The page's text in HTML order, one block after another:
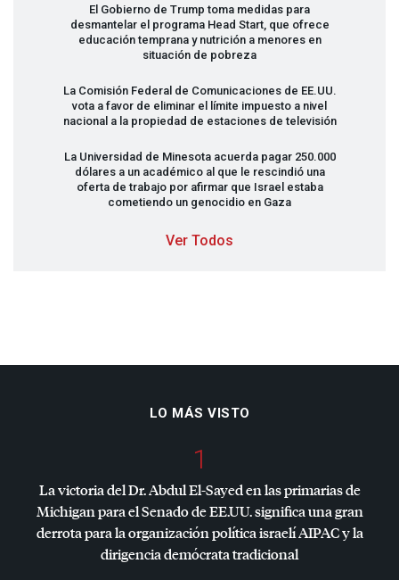
El Gobierno de Trump toma medidas para
desmantelar el programa Head Start, que ofrece
educación temprana y nutrición a menores en
situación de pobreza
La Comisión Federal de Comunicaciones de EE.UU.
vota a favor de eliminar el límite impuesto a nivel
nacional a la propiedad de estaciones de televisión
La Universidad de Minesota acuerda pagar 250.000
dólares a un académico al que le rescindió una
oferta de trabajo por afirmar que Israel estaba
cometiendo un genocidio en Gaza
Ver Todos
LO MÁS VISTO
1
La victoria del Dr. Abdul El-Sayed en las primarias de
Michigan para el Senado de EE.UU. significa una gran
derrota para la organización política israelíAIPACy la
dirigencia demócrata tradicional